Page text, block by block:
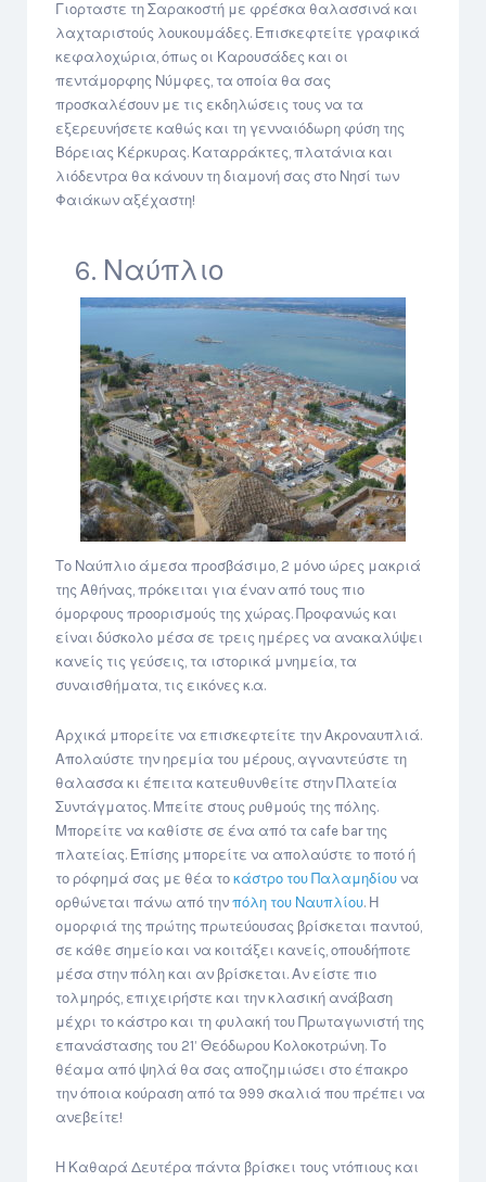
Γιορταστε τη Σαρακοστή με φρέσκα θαλασσινά και
λαχταριστούς λουκουμάδες. Επισκεφτείτε γραφικά
κεφαλοχώρια, όπως οι Καρουσάδες και οι
πεντάμορφης Νύμφες, τα οποία θα σας
προσκαλέσουν με τις εκδηλώσεις τους να τα
εξερευνήσετε καθώς και τη γενναιόδωρη φύση της
Βόρειας Κέρκυρας. Καταρράκτες, πλατάνια και
λιόδεντρα θα κάνουν τη διαμονή σας στο Νησί των
Φαιάκων αξέχαστη!
6. Ναύπλιο
Το Ναύπλιο άμεσα προσβάσιμο, 2 μόνο ώρες μακριά
της Αθήνας, πρόκειται για έναν από τους πιο
όμορφους προορισμούς της χώρας. Προφανώς και
είναι δύσκολο μέσα σε τρεις ημέρες να ανακαλύψει
κανείς τις γεύσεις, τα ιστορικά μνημεία, τα
συναισθήματα, τις εικόνες κ.α.
Αρχικά μπορείτε να επισκεφτείτε την Ακροναυπλιά.
Απολαύστε την ηρεμία του μέρους, αγναντεύστε τη
θαλασσα κι έπειτα κατευθυνθείτε στην Πλατεία
Συντάγματος. Μπείτε στους ρυθμούς της πόλης.
Μπορείτε να καθίστε σε ένα από τα cafe bar της
πλατείας. Επίσης μπορείτε να απολαύστε το ποτό ή
το ρόφημά σας με θέα το κάστρο του Παλαμηδίου να
ορθώνεται πάνω από την πόλη του Ναυπλίου. Η
ομορφιά της πρώτης πρωτεύουσας βρίσκεται παντού,
σε κάθε σημείο και να κοιτάξει κανείς, οπουδήποτε
μέσα στην πόλη και αν βρίσκεται. Αν είστε πιο
τολμηρός, επιχειρήστε και την κλασική ανάβαση
μέχρι το κάστρο και τη φυλακή του Πρωταγωνιστή της
επανάστασης του 21’ Θεόδωρου Κολοκοτρώνη. Το
θέαμα από ψηλά θα σας αποζημιώσει στο έπακρο
την όποια κούραση από τα 999 σκαλιά που πρέπει να
ανεβείτε!
Η Καθαρά Δευτέρα πάντα βρίσκει τους ντόπιους και